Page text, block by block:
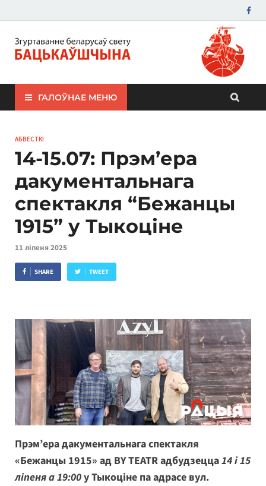
ЗБС "Бацькаўшчына"
ГАЛОЎНАЕ МЕНЮ
АБВЕСТКІ
14-15.07: Прэм’ера
дакументальнага
спектакля “Бежанцы
1915” у Тыкоціне
11 ліпеня 2025
SHARE TWEET
Прэм’ера дакументальнага спектакля
«Бежанцы 1915» ад BY TEATR адбудзецца14 і 15
ліпеня а 19:00у Тыкоціне па адрасе вул.